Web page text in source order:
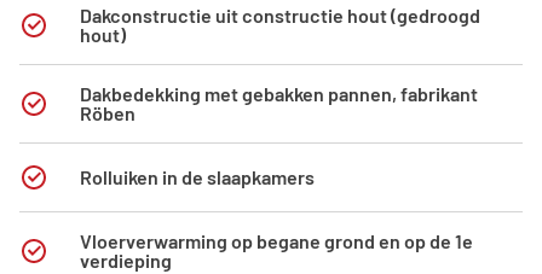
Dakconstructie uit constructie hout (gedroogd
hout)
Dakbedekking met gebakken pannen, fabrikant
Röben
Rolluiken in de slaapkamers
Vloerverwarming op begane grond en op de 1e
verdieping